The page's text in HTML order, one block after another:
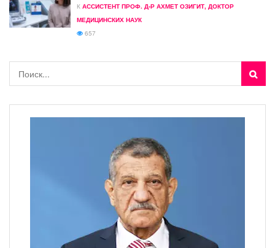
К АССИСТЕНТ ПРОФ. Д-Р АХМЕТ ОЗИГИТ, ДОКТОР
МЕДИЦИНСКИХ НАУК
657